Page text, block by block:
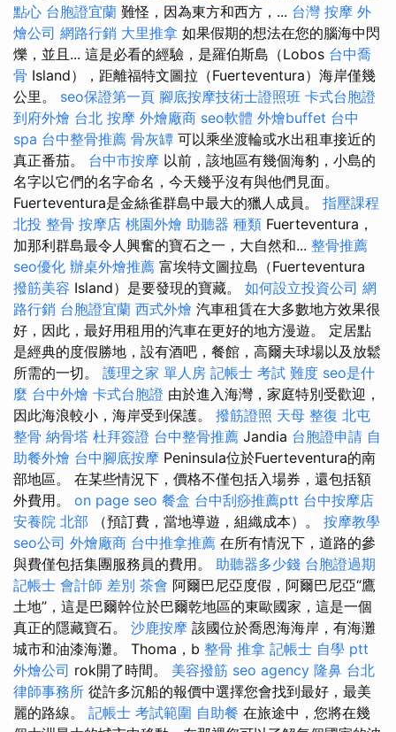
點心 台胞證宜蘭 難怪，因為東方和西方，... 台灣 按摩 外
燴公司 網路行銷 大里推拿 如果假期的想法在您的腦海中閃
爍，並且... 這是必看的經驗，是羅伯斯島（Lobos 台中喬
骨 Island），距離福特文圖拉（Fuerteventura）海岸僅幾
公里。 seo保證第一頁 腳底按摩技術士證照班 卡式台胞證
到府外燴 台北 按摩 外燴廠商 seo軟體 外燴buffet 台中
spa 台中整骨推薦 骨灰罈 可以乘坐渡輪或水出租車接近的
真正番茄。 台中市按摩 以前，該地區有幾個海豹，小島的
名字以它們的名字命名，今天幾乎沒有與他們見面。
Fuerteventura是金絲雀群島中最大的獵人成員。 指壓課程
北投 整骨 按摩店 桃園外燴 助聽器 種類 Fuerteventura，
加那利群島最令人興奮的寶石之一，大自然和... 整骨推薦
seo優化 辦桌外燴推薦 富埃特文圖拉島（Fuerteventura
撥筋美容 Island）是要發現的寶藏。 如何設立投資公司 網
路行銷 台胞證宜蘭 西式外燴 汽車租賃在大多數地方效果很
好，因此，最好用租用的汽車在更好的地方漫遊。 定居點
是經典的度假勝地，設有酒吧，餐館，高爾夫球場以及放鬆
所需的一切。 護理之家 單人房 記帳士 考試 難度 seo是什
麼 台中外燴 卡式台胞證 由於進入海灣，家庭特別受歡迎，
因此海浪較小，海岸受到保護。 撥筋證照 天母 整復 北屯
整骨 納骨塔 杜拜簽證 台中整骨推薦 Jandia 台胞證申請 自
助餐外燴 台中腳底按摩 Peninsula位於Fuerteventura的南
部地區。 在某些情況下，價格不僅包括入場券，還包括額
外費用。 on page seo 餐盒 台中刮痧推薦ptt 台中按摩店
安養院 北部 （預訂費，當地導遊，組織成本）。 按摩教學
seo公司 外燴廠商 台中推拿推薦 在所有情況下，道路的參
與費僅包括集團服務員的費用。 助聽器多少錢 台胞證過期
記帳士 會計師 差別 茶會 阿爾巴尼亞度假，阿爾巴尼亞“鷹
土地”，這是巴爾幹位於巴爾乾地區的東歐國家，這是一個
真正的隱藏寶石。 沙鹿按摩 該國位於喬恩海海岸，有海灘
城市和油漆海灘。 Thoma，b 整骨 推拿 記帳士 自學 ptt
外燴公司 rok開了時間。 美容撥筋 seo agency 隆鼻 台北
律師事務所 從許多沉船的報價中選擇您會找到最好，最美
麗的路線。 記帳士 考試範圍 自助餐 在旅途中，您將在幾